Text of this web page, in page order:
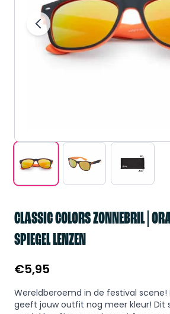
CLASSIC COLORS ZONNEBRIL |
SPIEGEL LENZEN
€5,95
Wereldberoemd in de festival scene!
geeft jouw outfit nog meer kleur! Dit